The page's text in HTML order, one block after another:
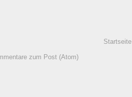
Startseite
zum Post (Atom)